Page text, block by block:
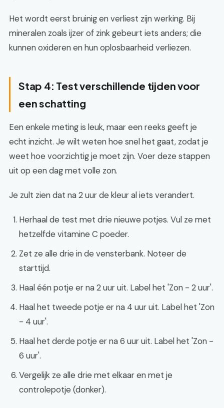
Het wordt eerst bruinig en verliest zijn werking. Bij
mineralen zoals ijzer of zink gebeurt iets anders; die
kunnen oxideren en hun oplosbaarheid verliezen.
Stap 4: Test verschillende tijden voor
een schatting
Een enkele meting is leuk, maar een reeks geeft je
echt inzicht. Je wilt weten hoe snel het gaat, zodat je
weet hoe voorzichtig je moet zijn. Voer deze stappen
uit op een dag met volle zon.
Je zult zien dat na 2 uur de kleur al iets verandert.
Herhaal de test met drie nieuwe potjes. Vul ze met
hetzelfde vitamine C poeder.
Zet ze alle drie in de vensterbank. Noteer de
starttijd.
Haal één potje er na 2 uur uit. Label het 'Zon - 2 uur'.
Haal het tweede potje er na 4 uur uit. Label het 'Zon
- 4 uur'.
Haal het derde potje er na 6 uur uit. Label het 'Zon -
6 uur'.
Vergelijk ze alle drie met elkaar en met je
controlepotje (donker).